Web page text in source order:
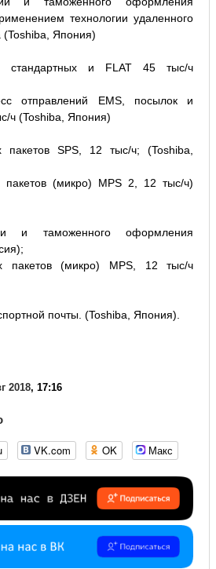
технологии удаленного
(Toshiba, Япония)
стандартных и FLAT 45 тыс/ч
отправлений EMS, посылок и
ч (Toshiba, Япония)
пакетов SPS, 12 тыс/ч; (Toshiba,
пакетов (микро) MPS 2, 12 тыс/ч)
и таможенного оформления
пакетов (микро) MPS, 12 тыс/ч
почты. (Toshiba, Япония).
2018, 17:16
VK.com OK Макс